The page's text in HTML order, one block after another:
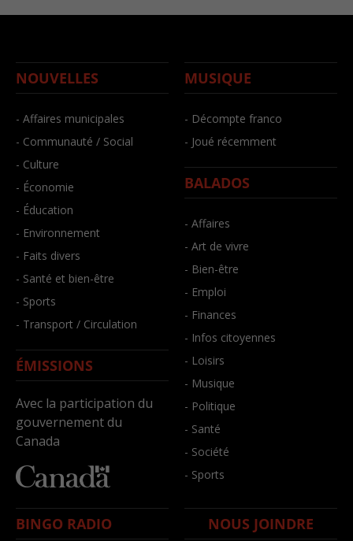
NOUVELLES
- Affaires municipales
- Communauté / Social
- Culture
- Économie
- Éducation
- Environnement
- Faits divers
- Santé et bien-être
- Sports
- Transport / Circulation
ÉMISSIONS
Avec la participation du
gouvernement du
Canada
MUSIQUE
- Décompte franco
- Joué récemment
BALADOS
- Affaires
- Art de vivre
- Bien-être
- Emploi
- Finances
- Infos citoyennes
- Loisirs
- Musique
- Politique
- Santé
- Société
- Sports
BINGO RADIO NOUS JOINDRE